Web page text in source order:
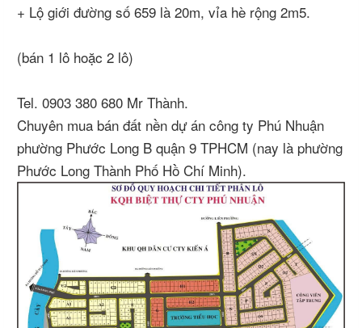
+ Lộ giới đường số 659 là 20m, vỉa hè rộng 2m5.
(bán 1 lô hoặc 2 lô)
Tel. 0903 380 680 Mr Thành.
Chuyên mua bán đất nền dự án công ty Phú Nhuận
phường Phước Long B quận 9 TPHCM (nay là phường
Phước Long Thành Phố Hồ Chí Minh).